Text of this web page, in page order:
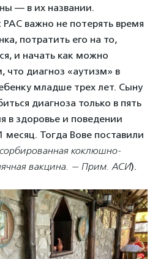
— в их названии.
важно не потерять время
потратить его на то,
и начать как можно
что диагноз «аутизм» в
младше трех лет. Сыну
диагноза только в пять
в здоровье и поведении
месяц. Тогда Вове поставили
коклюшно-
вакцина. — Прим. АСИ).